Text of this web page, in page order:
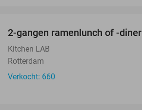
2-gangen ramenlunch of -diner
Kitchen LAB
Rotterdam
Verkocht: 660